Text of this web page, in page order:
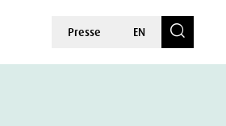
Presse EN